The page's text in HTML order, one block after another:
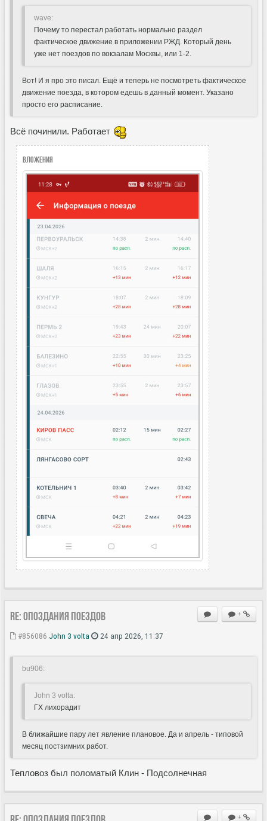
wave:
Почему то перестал работать нормально раздел
фактическое движение в приложении РЖД. Который день
уже нет поездов по вокзалам Москвы, или 1-2.
Вот! И я про это писал. Ещё и теперь не посмотреть фактическое
движение поезда, в котором едешь в данный момент. Указано
просто его расписание.
Всё починили. Работает
Вложения
+
Re: Опоздания поездов
#856086 John 3 volta 24 апр 2026, 11:37
bu906:
John 3 volta:
ГХ лихорадит
В ближайшие пару лет явление плановое. Да и апрель - типовой
месяц постзимних работ.
Тепловоз был поломатый Клин - Подсолнечная
+